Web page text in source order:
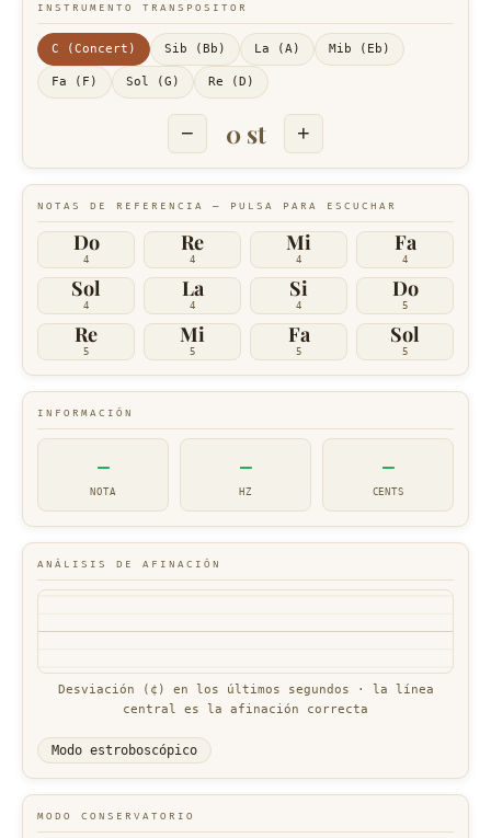
INSTRUMENTO TRANSPOSITOR
C (Concert) Sib (Bb) La (A) Mib (Eb)
Fa (F) Sol (G) Re (D)
− 0 st +
NOTAS DE REFERENCIA — PULSA PARA ESCUCHAR
Do
4
Re
4
Mi
4
Fa
4
Sol
4
La
4
Si
4
Do
5
Re
5
Mi
5
Fa
5
Sol
5
INFORMACIÓN
—
NOTA
—
HZ
—
CENTS
ANÁLISIS DE AFINACIÓN
Desviación (¢) en los últimos segundos · la línea
central es la afinación correcta
Modo estroboscópico
MODO CONSERVATORIO